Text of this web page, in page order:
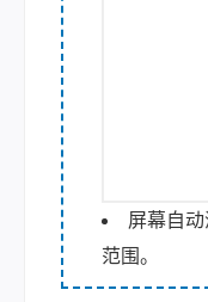
屏幕自
范围。